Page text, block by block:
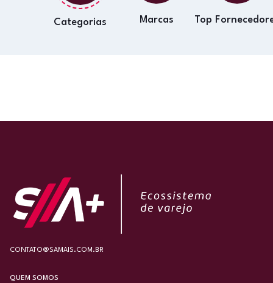
Categorias Marcas Top
CONTATO@SAMAIS.COM.BR
QUEM SOMOS